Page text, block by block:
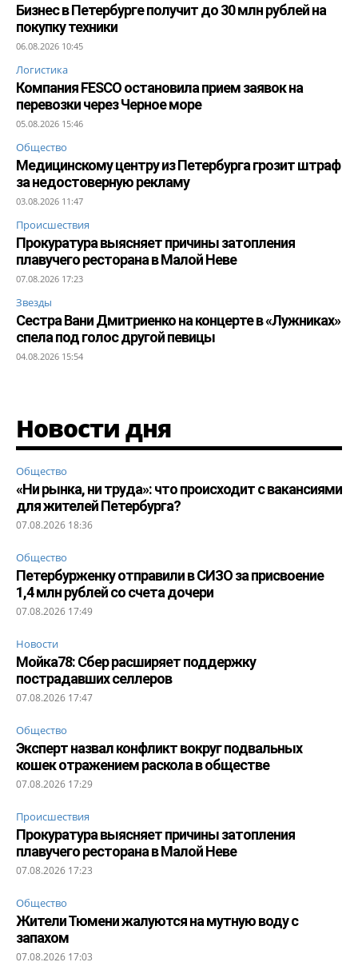
Бизнес в Петербурге получит до 30 млн рублей на
покупку техники
06.08.2026 10:45
Логистика
Компания FESCO остановила прием заявок на
перевозки через Черное море
05.08.2026 15:46
Общество
Медицинскому центру из Петербурга грозит штраф
за недостоверную рекламу
03.08.2026 11:47
Происшествия
Прокуратура выясняет причины затопления
плавучего ресторана в Малой Неве
07.08.2026 17:23
Звезды
Сестра Вани Дмитриенко на концерте в «Лужниках»
спела под голос другой певицы
04.08.2026 15:54
Новости дня
Общество
«Ни рынка, ни труда»: что происходит с вакансиями
для жителей Петербурга?
07.08.2026 18:36
Общество
Петербурженку отправили в СИЗО за присвоение
1,4 млн рублей со счета дочери
07.08.2026 17:49
Новости
Мойка78: Сбер расширяет поддержку
пострадавших селлеров
07.08.2026 17:47
Общество
Эксперт назвал конфликт вокруг подвальных
кошек отражением раскола в обществе
07.08.2026 17:29
Происшествия
Прокуратура выясняет причины затопления
плавучего ресторана в Малой Неве
07.08.2026 17:23
Общество
Жители Тюмени жалуются на мутную воду с
запахом
07.08.2026 17:03